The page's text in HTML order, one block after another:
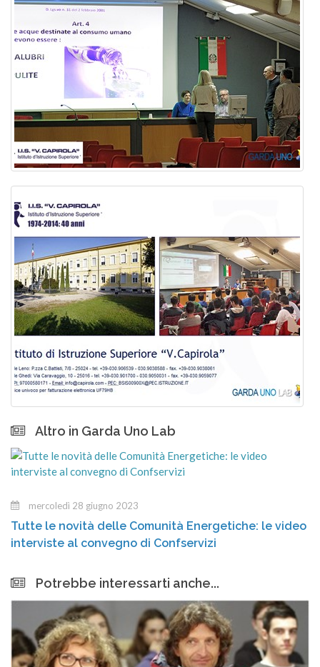
Altro in Garda Uno Lab
mercoledì 28 giugno 2023
Tutte le novità delle Comunità Energetiche: le video
interviste al convegno di Confservizi
Potrebbe interessarti anche...